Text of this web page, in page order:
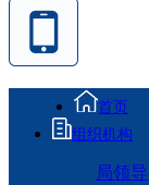
首页
组织机构
局领导